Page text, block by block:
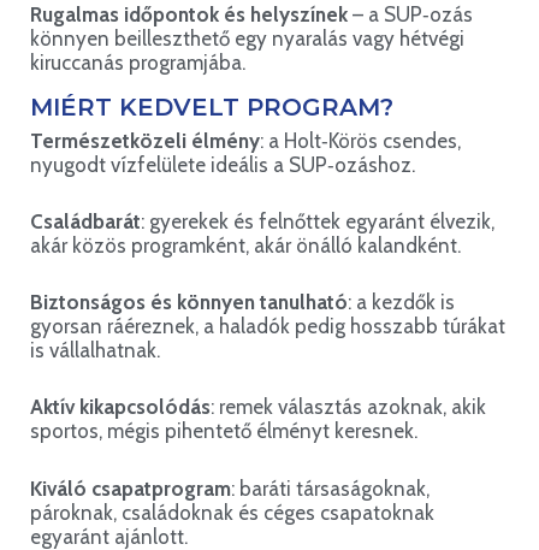
Rugalmas időpontok és helyszínek – a SUP‑ozás
könnyen beilleszthető egy nyaralás vagy hétvégi
kiruccanás programjába.
MIÉRT KEDVELT PROGRAM?
Természetközeli élmény: a Holt‑Körös csendes,
nyugodt vízfelülete ideális a SUP‑ozáshoz.
Családbarát: gyerekek és felnőttek egyaránt élvezik,
akár közös programként, akár önálló kalandként.
Biztonságos és könnyen tanulható: a kezdők is
gyorsan ráéreznek, a haladók pedig hosszabb túrákat
is vállalhatnak.
Aktív kikapcsolódás: remek választás azoknak, akik
sportos, mégis pihentető élményt keresnek.
Kiváló csapatprogram: baráti társaságoknak,
pároknak, családoknak és céges csapatoknak
egyaránt ajánlott.